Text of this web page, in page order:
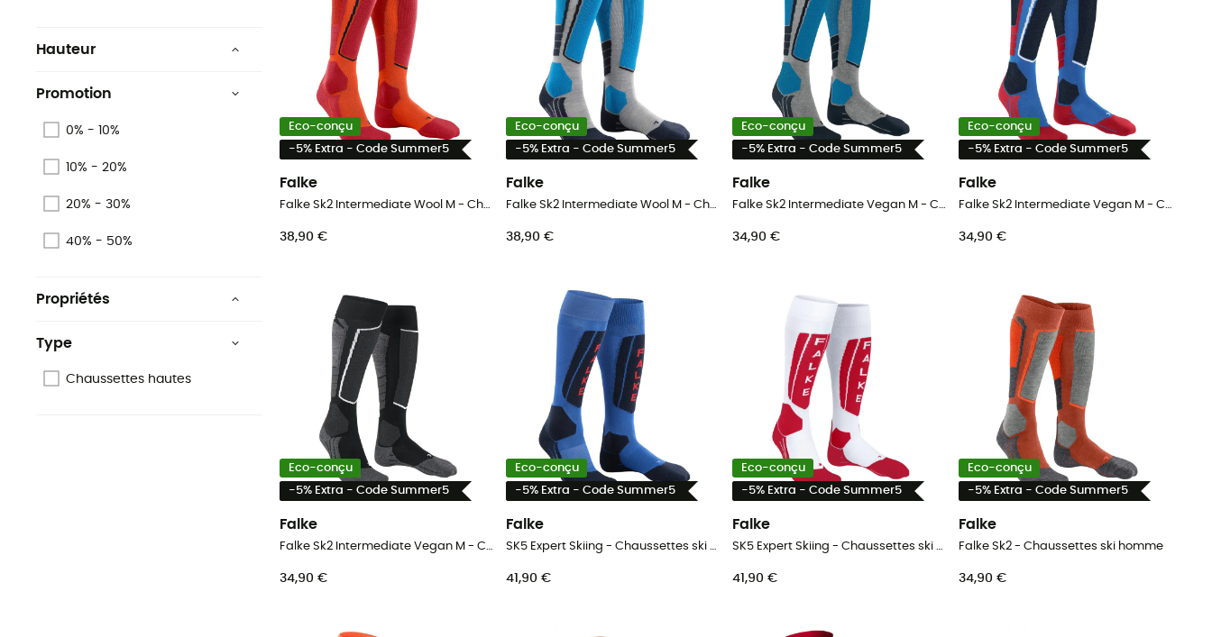
Hauteur
Promotion
0% - 10%
10% - 20%
20% - 30%
40% - 50%
Propriétés
Type
Chaussettes hautes
Eco-conçu
-5% Extra - Code Summer5
Falke
Falke Sk2 Intermediate Wool M - Chaussettes ski homme
38,90 €
Eco-conçu
-5% Extra - Code Summer5
Falke
Falke Sk2 Intermediate Wool M - Chaussettes ski homme
38,90 €
Eco-conçu
-5% Extra - Code Summer5
Falke
Falke Sk2 Intermediate Vegan M - Chaussettes ski homme
34,90 €
Eco-conçu
-5% Extra - Code Summer5
Falke
Falke Sk2 Intermediate Vegan M - Chaussettes ski homme
34,90 €
Eco-conçu
-5% Extra - Code Summer5
Falke
Falke Sk2 Intermediate Vegan M - Chaussettes ski homme
34,90 €
Eco-conçu
-5% Extra - Code Summer5
Falke
SK5 Expert Skiing - Chaussettes ski homme
41,90 €
Eco-conçu
-5% Extra - Code Summer5
Falke
SK5 Expert Skiing - Chaussettes ski homme
41,90 €
Eco-conçu
-5% Extra - Code Summer5
Falke
Falke Sk2 - Chaussettes ski homme
34,90 €